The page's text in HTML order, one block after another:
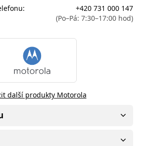
+420 731 000 147
(Po–Pá: 7:30–17:00 hod)
další produkty Motorola